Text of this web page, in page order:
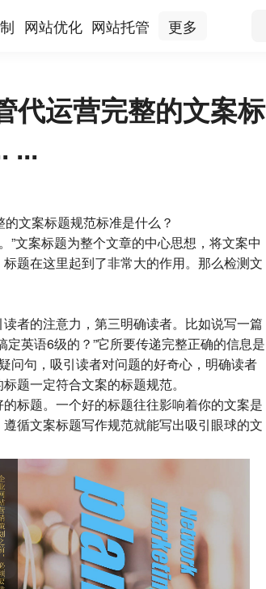
网站优化 网站托管 更多
代运营完整的文案标
...
文案标题规范标准是什么？
文案标题为整个文章的中心思想，将文案中
题在这里起到了非常大的作用。那么检测文
的注意力，第三明确读者。比如说写一篇
英语6级的？”它所要传递完整正确的信息是
问句，吸引读者对问题的好奇心，明确读者
题一定符合文案的标题规范。
题。一个好的标题往往影响着你的文案是
循文案标题写作规范就能写出吸引眼球的文